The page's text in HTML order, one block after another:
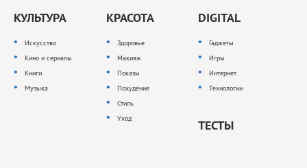
КУЛЬТУРА
Искусство
Кино и сериалы
Книги
Музыка
КРАСОТА
Здоровье
Макияж
Показы
Похудение
Стиль
Уход
DIGITAL
Гаджеты
Игры
Интернет
Технологии
ТЕСТЫ